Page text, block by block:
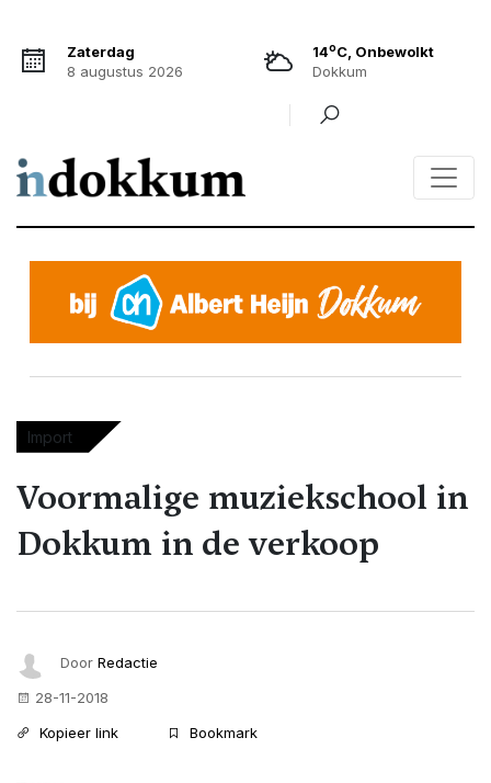
Zaterdag
8 augustus 2026
14oC, Onbewolkt
Dokkum
Import
Voormalige muziekschool in
Dokkum in de verkoop
Door Redactie
28-11-2018
Kopieer link
Bookmark